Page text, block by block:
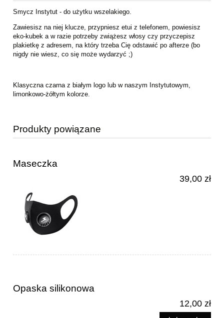
Smycz Instytut - do użytku wszelakiego.
Zawiesisz na niej klucze, przypniesz etui z telefonem, powiesisz
eko-kubek a w razie potrzeby zwiążesz włosy czy przyczepisz
plakietkę z adresem, na który trzeba Cię odstawić po afterze (bo
nigdy nie wiesz, co się może wydarzyć ;)
Klasyczna czarna z białym logo lub w naszym Instytutowym,
limonkowo-żółtym kolorze.
Produkty powiązane
Maseczka
39,00 zł
Opaska silikonowa
12,00 zł